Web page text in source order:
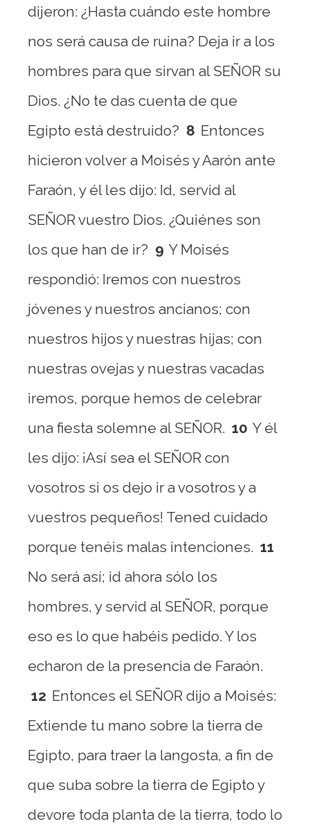
dijeron: ¿Hasta cuándo este hombre
nos será causa de ruina? Deja ir a los
hombres para que sirvan al SEÑOR su
Dios. ¿No te das cuenta de que
Egipto está destruido? 8 Entonces
hicieron volver a Moisés y Aarón ante
Faraón, y él les dijo: Id, servid al
SEÑOR vuestro Dios. ¿Quiénes son
los que han de ir? 9 Y Moisés
respondió: Iremos con nuestros
jóvenes y nuestros ancianos; con
nuestros hijos y nuestras hijas; con
nuestras ovejas y nuestras vacadas
iremos, porque hemos de celebrar
una fiesta solemne al SEÑOR. 10 Y él
les dijo: ¡Así sea el SEÑOR con
vosotros si os dejo ir a vosotros y a
vuestros pequeños! Tened cuidado
porque tenéis malas intenciones. 11
No será así; id ahora sólo los
hombres, y servid al SEÑOR, porque
eso es lo que habéis pedido. Y los
echaron de la presencia de Faraón.
12 Entonces el SEÑOR dijo a Moisés:
Extiende tu mano sobre la tierra de
Egipto, para traer la langosta, a fin de
que suba sobre la tierra de Egipto y
devore toda planta de la tierra, todo lo